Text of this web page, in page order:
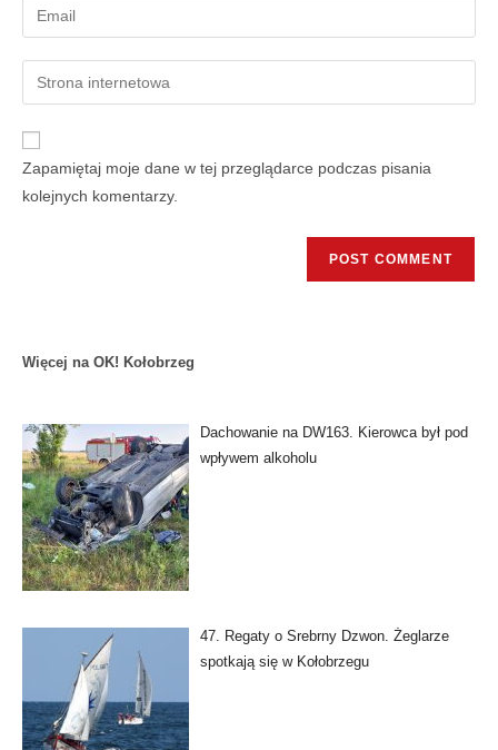
Zapamiętaj moje dane w tej przeglądarce podczas pisania
kolejnych komentarzy.
Więcej na OK! Kołobrzeg
Dachowanie na DW163. Kierowca był pod
wpływem alkoholu
47. Regaty o Srebrny Dzwon. Żeglarze
spotkają się w Kołobrzegu